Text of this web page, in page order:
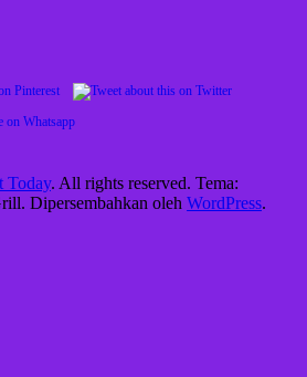
Today. All rights reserved. Tema:
Dipersembahkan oleh WordPress.